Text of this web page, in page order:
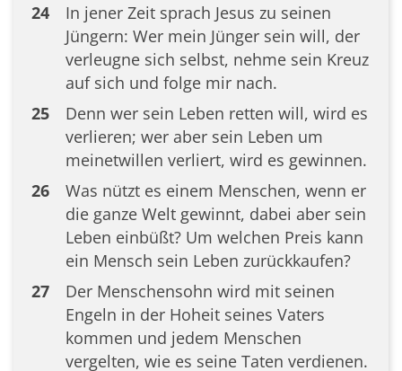
24
In jener Zeit sprach Jesus zu seinen
Jüngern: Wer mein Jünger sein will, der
verleugne sich selbst, nehme sein Kreuz
auf sich und folge mir nach.
25
Denn wer sein Leben retten will, wird es
verlieren; wer aber sein Leben um
meinetwillen verliert, wird es gewinnen.
26
Was nützt es einem Menschen, wenn er
die ganze Welt gewinnt, dabei aber sein
Leben einbüßt? Um welchen Preis kann
ein Mensch sein Leben zurückkaufen?
27
Der Menschensohn wird mit seinen
Engeln in der Hoheit seines Vaters
kommen und jedem Menschen
vergelten, wie es seine Taten verdienen.